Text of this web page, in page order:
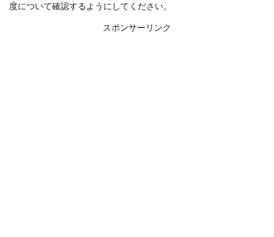
度について確認するようにしてください。
スポンサーリンク